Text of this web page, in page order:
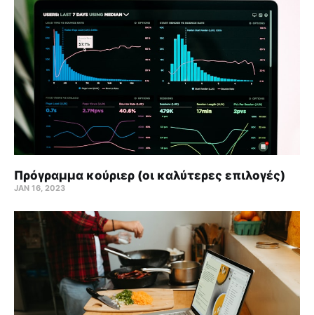
Πρόγραμμα κούριερ (οι καλύτερες επιλογές)
JAN 16, 2023